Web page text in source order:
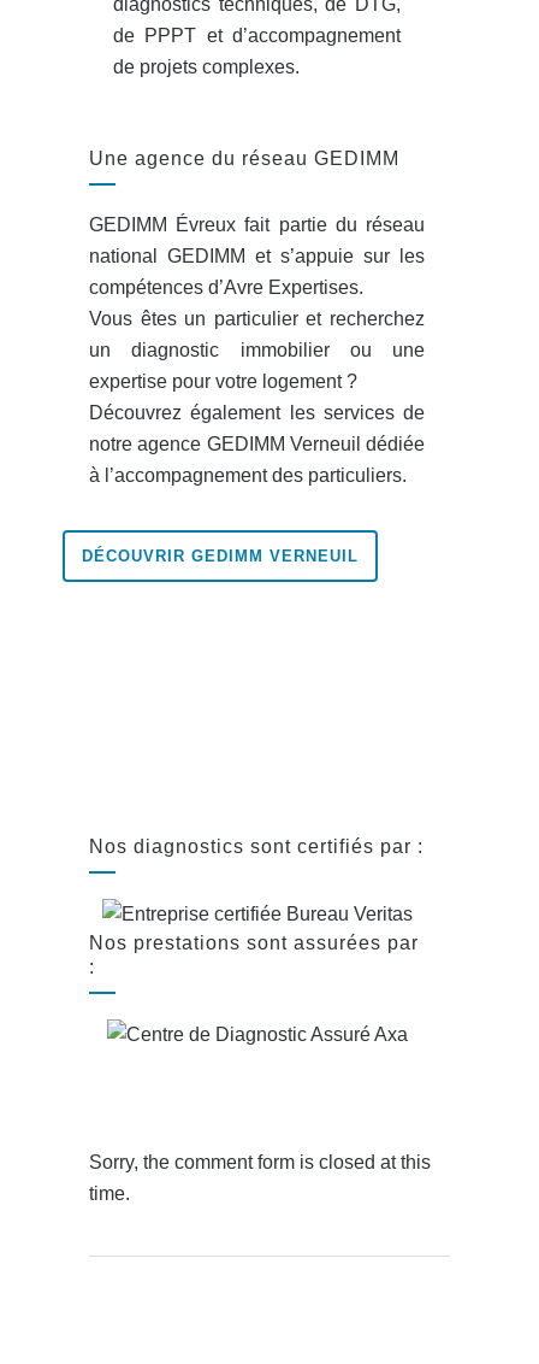
diagnostics techniques, de DTG,
de PPPT et d’accompagnement
de projets complexes.
Une agence du réseau GEDIMM
GEDIMM Évreux fait partie du réseau
national GEDIMM et s’appuie sur les
compétences d’Avre Expertises.
Vous êtes un particulier et recherchez
un diagnostic immobilier ou une
expertise pour votre logement ?
Découvrez également les services de
notre agence GEDIMM Verneuil dédiée
à l’accompagnement des particuliers.
DÉCOUVRIR GEDIMM VERNEUIL
Nos diagnostics sont certifiés par :
Nos prestations sont assurées par
:
Sorry, the comment form is closed at this
time.